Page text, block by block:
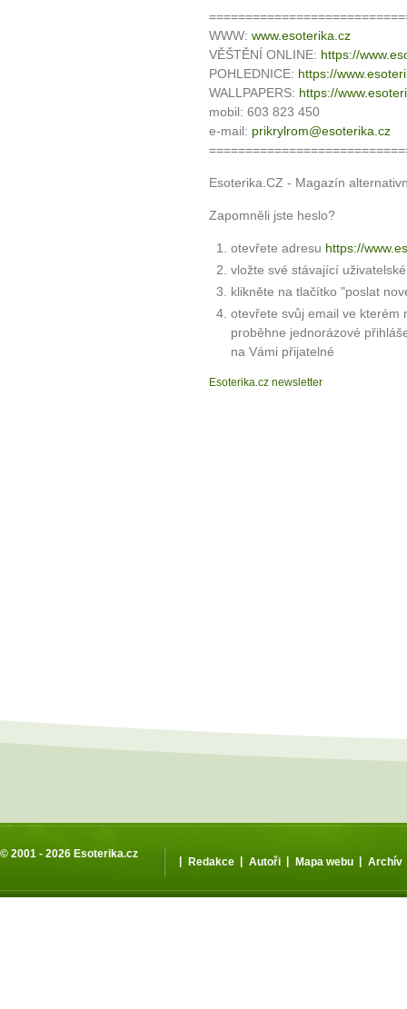
WWW: www.esoterika.cz
VĚŠTĚNÍ ONLINE: https://
POHLEDNICE: https://
WALLPAPERS: https://
mobil: 603 823 450
e-mail: prikrylrom@esoterika.cz
Esoterika.CZ - Magazín
Zapomněli jste heslo?
otevřete adresu https://
vložte své stávající
klikněte na tlačítko "poslat
otevřete svůj email ve kterém
proběhne jednorázové
na Vámi přijatelné
Esoterika.cz newsletter
© 2001 - 2026 Esoterika.cz
| Redakce | Autoři | Mapa webu | Archív